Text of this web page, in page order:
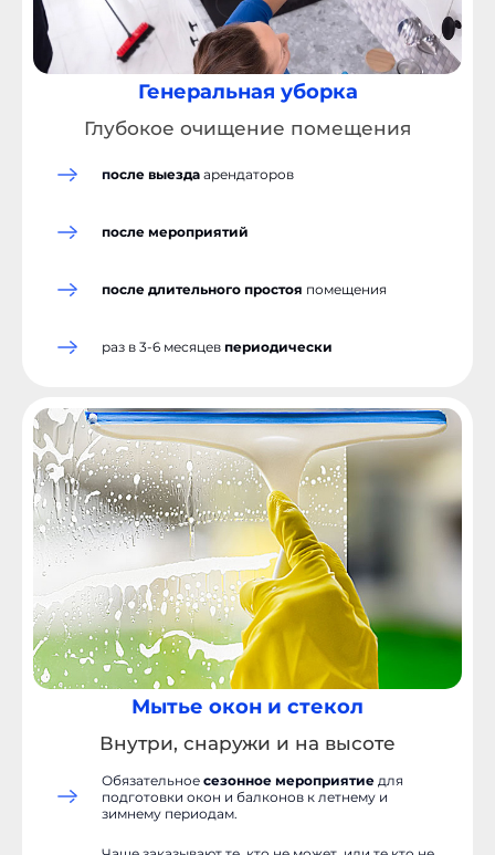
Генеральная уборка
Глубокое очищение помещения
после выезда арендаторов
после мероприятий
после длительного простоя помещения
раз в 3-6 месяцев периодически
Мытье окон и стекол
Внутри, снаружи и на высоте
Обязательное сезонное мероприятие для
подготовки окон и балконов к летнему и
зимнему периодам.